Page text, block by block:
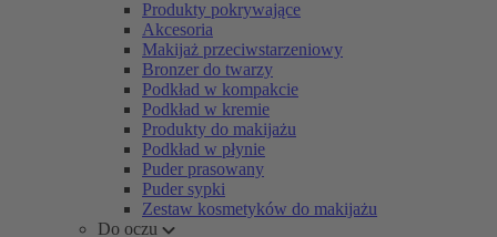
Produkty pokrywające
Akcesoria
Makijaż przeciwstarzeniowy
Bronzer do twarzy
Podkład w kompakcie
Podkład w kremie
Produkty do makijażu
Podkład w płynie
Puder prasowany
Puder sypki
Zestaw kosmetyków do makijażu
Do oczu